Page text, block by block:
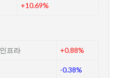
+10.69%
프라
+0.88%
-0.38%